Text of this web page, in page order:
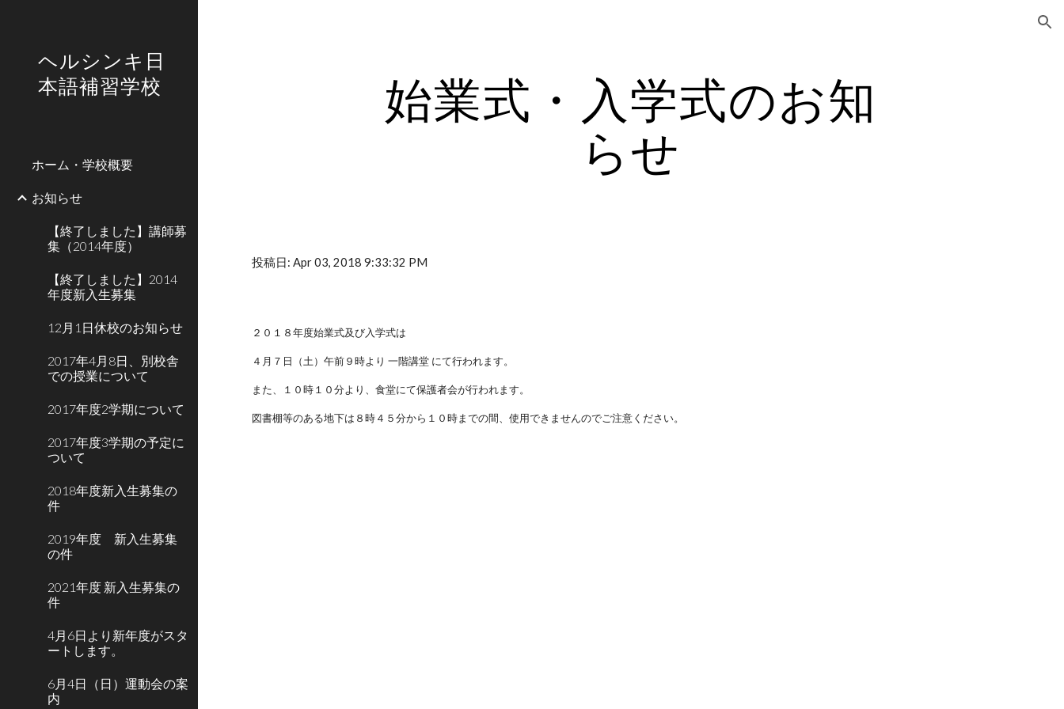
ヘルシンキ日
本語補習学校
ホーム・学校概要
お知らせ
‪【終了しました】講師募
集（2014年度）
‪【終了しました】2014
年度新入生募集
12月1日休校のお知らせ
2017年4月8日、別校舎
での授業について
2017年度2学期について
2017年度3学期の予定に
ついて
2018年度新入生募集の
件
2019年度 新入生募集
の件
2021年度 新入生募集の
件
4月6日より新年度がスタ
ートします。
6月4日（日）運動会の案
内
始業式・入学式のお知
らせ
投稿日: Apr 03, 2018 9:33:32 PM
２０１８年度始業式及び入学式は
４月７日（土）午前９時より 一階講堂 にて行われます。
また、１０時１０分より、食堂にて保護者会が行われます。
図書棚等のある地下は８時４５分から１０時までの間、使用できませんのでご注意ください。